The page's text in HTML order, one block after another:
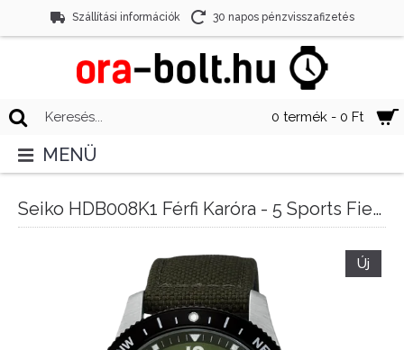
Szállítási információk 30 napos pénzvisszafizetés
0 termék - 0 Ft
MENÜ
Seiko HDB008K1 Férfi Karóra - 5 Sports Field New Design
Új